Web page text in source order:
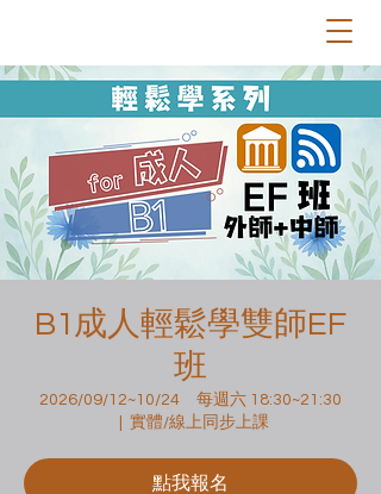
B1成人輕鬆學雙師EF
班
2026/09/12~10/24 每週六 18:30~21:30
實體/線上同步上課
點我報名